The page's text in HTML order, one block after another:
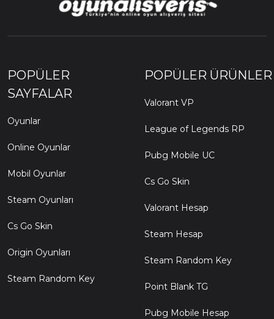
POPÜLER
SAYFALAR
Oyunlar
Online Oyunlar
Mobil Oyunlar
Steam Oyunları
Cs Go Skin
Origin Oyunları
Steam Random Key
POPÜLER ÜRÜNLER
Valorant VP
League of Legends RP
Pubg Mobile UC
Cs Go Skin
Valorant Hesap
Steam Hesap
Steam Random Key
Point Blank TG
Pubg Mobile Hesap